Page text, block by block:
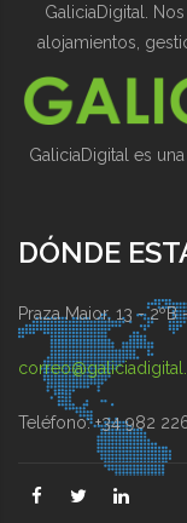
GaliciaDigital.
alojamientos,
GaliciaDigital es
DÓNDE
Praza Maior, 13 -
Teléfono: +34 982